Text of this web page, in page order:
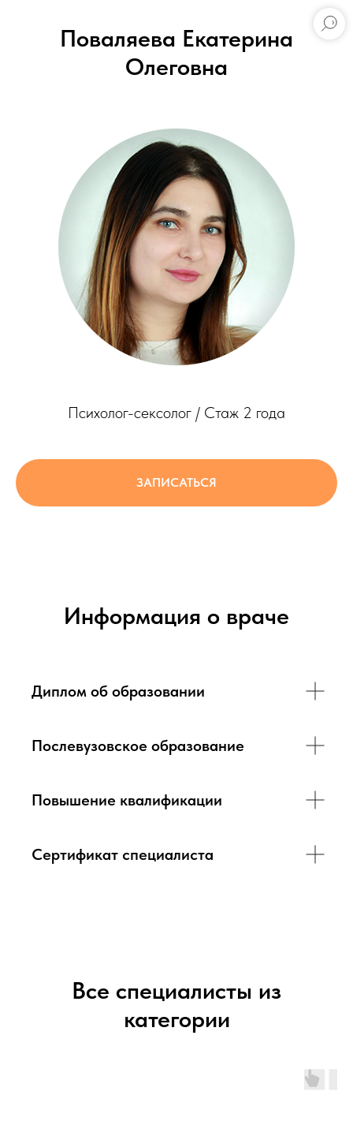
Поваляева Екатерина
Олеговна
Психолог-сексолог / Стаж 2 года
ЗАПИСАТЬСЯ
Информация о враче
Диплом об образовании
Послевузовское образование
Повышение квалификации
Сертификат специалиста
Все специалисты из
категории